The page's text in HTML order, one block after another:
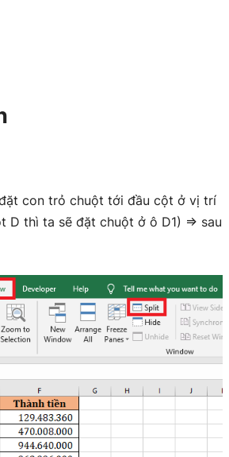
con trỏ chuột tới đầu cột ở vị trí
thì ta sẽ đặt chuột ở ô D1) => sau